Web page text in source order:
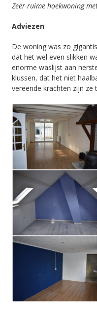
Zeer ruime hoekwoning
Adviezen
De woning was zo
dat het wel even slikken
enorme waslijst aan
klussen, dat het niet
vereende krachten zijn ze